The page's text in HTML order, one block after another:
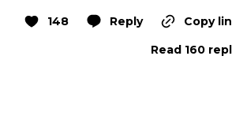
148 Reply
Copy
Read 160